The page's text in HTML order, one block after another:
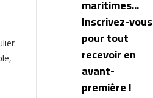
maritimes...
Inscrivez-vous
pour tout
recevoir en
avant-
première !